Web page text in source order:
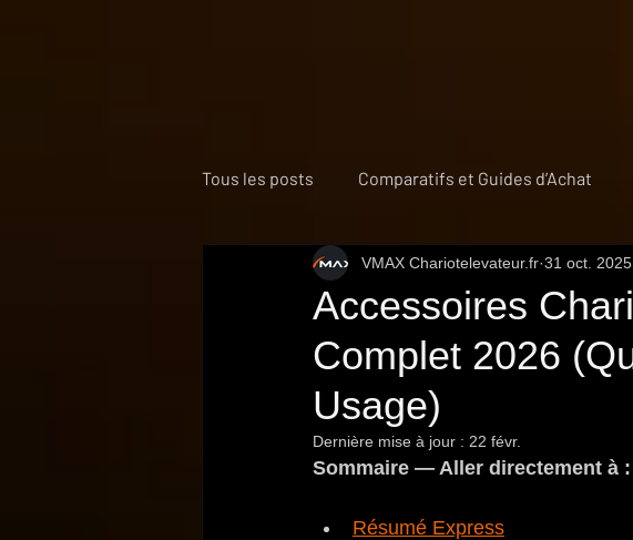
Tous les posts Comparatifs et Guides d’Achat
Sécurité et Réglementation Innovations et
Accessoires
Complet 2026
Usage)
VMAX Chariotelevateur.fr 31 oct. 2025
Dernière mise à jour : 22 févr.
Sommaire — Aller directement à :
Résumé Express